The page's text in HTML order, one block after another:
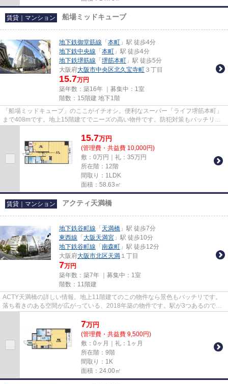
賃貸｜マンション 船場ミッドキューブ
地下鉄御堂筋線 「 本町 」駅 徒歩4分
地下鉄中央線 「 本町 」駅 徒歩4分
地下鉄堺筋線 「 堺筋本町 」駅 徒歩5分
大阪府大阪市中央区北久宝寺町 ３丁目
15.7万円
築年数：築16年 ｜募集中： 1室
階数：15階建 地下1階
「船場ミッドキューブ」のここがイチオシ。便利なスーパー「ライフ堺筋本町」
まで408mです。地上15階建てでニーズの高い物件です。防犯対策もバッチリな
15.7万円
(管理費・共益費 10,000円)
敷：0万円｜礼：35万円
所在階：12階
間取り：1LDK
面積：58.63㎡
賃貸｜マンション アクティ天満橋
地下鉄谷町線 「 天満橋 」駅 徒歩7分
東西線 「 大阪天満宮 」駅 徒歩10分
地下鉄谷町線 「 南森町 」駅 徒歩12分
大阪府大阪市北区天満 １丁目
7万円
築年数：築7年 ｜募集中： 1室
階数：11階建
ACTY天満橋の詳しい情報。地上11階建てのこの物件なら景色もバッチリです。
落ち着きのある空間が広がっている、2018年築の物件です。駅が3つあるので、
7万円
(管理費・共益費 9,500円)
敷：0ヶ月｜礼：1ヶ月
所在階：9階
間取り：1K
面積：24.00㎡